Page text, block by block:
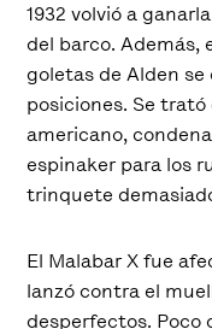
1932 volvió a
del barco.
goletas de Alden
posiciones. Se
americano,
espinaker para los
trinquete
El Malabar X fue
lanzó contra el
desperfectos. Poco